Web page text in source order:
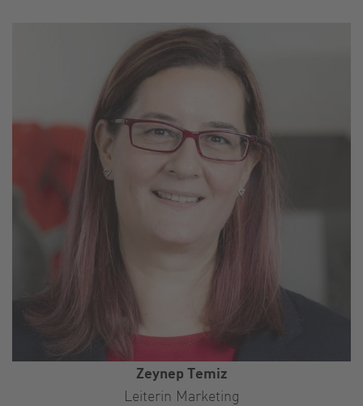
Zeynep Temiz
Leiterin Marketing